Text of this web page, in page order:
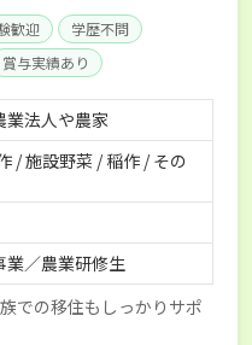
歓迎
学歴不問
賞与実績あり
単身寮あり
業法人や農家
/ 施設野菜 / 稲作 / その
業／農業研修生
での移住もしっかりサポ